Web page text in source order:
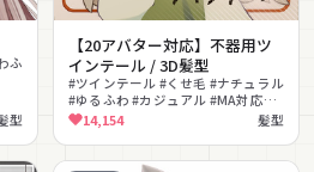
ふ
型
【20アバター対応】不器用ツ
インテール / 3D髪型
#ツインテール #くせ毛 #ナチュラル
#ゆるふわ #カジュアル #MA対応
#lilToon対応 #アホ毛
14,154 髪型